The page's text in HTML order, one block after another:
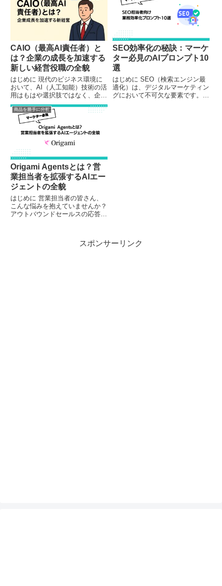
CAIO（最高AI責任者）と
は？企業の成長を加速する
新しい経営役職の全貌
はじめに 現代のビジネス環境に
おいて、AI（人工知能）技術の活
用はもはや選択肢ではなく、企業
の生存と成長に直結する必須要素
となっています。特に、
ChatGPTをはじめとする生成AI
の普及により、企業は「AI活用の
戦略的推進」を求められる状況...
SEO効率化の秘訣：マーケ
ター必見のAIプロンプト10
選
はじめに SEO（検索エンジン最
適化）は、デジタルマーケティン
グにおいて不可欠な要素です。し
商品を勝手に分析
Origami Agentsとは？営
業担当者を拡張するAIエー
ジェントの全貌
はじめに 営業担当者の皆さん、
こんな悩みを抱えていませんか？
アウトバウンドセールスの応答率
つけられない 最近注目を集めてスポンサーリンク